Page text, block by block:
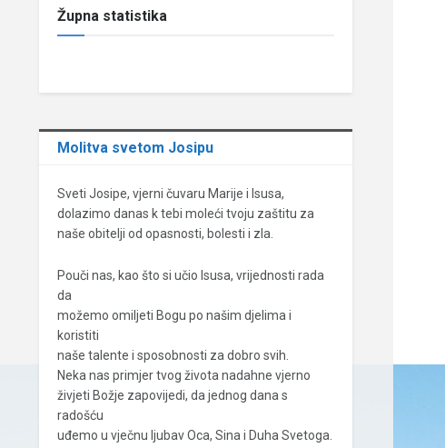
Župna statistika
Molitva svetom Josipu
Sveti Josipe, vjerni čuvaru Marije i Isusa,
dolazimo danas k tebi moleći tvoju zaštitu za
naše obitelji od opasnosti, bolesti i zla.
Pouči nas, kao što si učio Isusa, vrijednosti rada
da
možemo omiljeti Bogu po našim djelima i
koristiti
naše talente i sposobnosti za dobro svih.
Neka nas primjer tvog života nadahne vjerno
živjeti Božje zapovijedi, da jednog dana s
radošću
uđemo u vječnu ljubav Oca, Sina i Duha Svetoga.